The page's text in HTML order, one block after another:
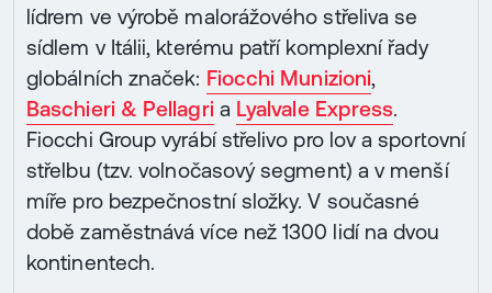
lídrem ve výrobě malorážového střeliva se
sídlem v Itálii, kterému patří komplexní řady
globálních značek: Fiocchi Munizioni,
Baschieri & Pellagria Lyalvale Express.
Fiocchi Group vyrábí střelivo pro lov a sportovní
střelbu (tzv. volnočasový segment) a v menší
míře pro bezpečnostní složky. V současné
době zaměstnává více než 1300 lidí na dvou
kontinentech.